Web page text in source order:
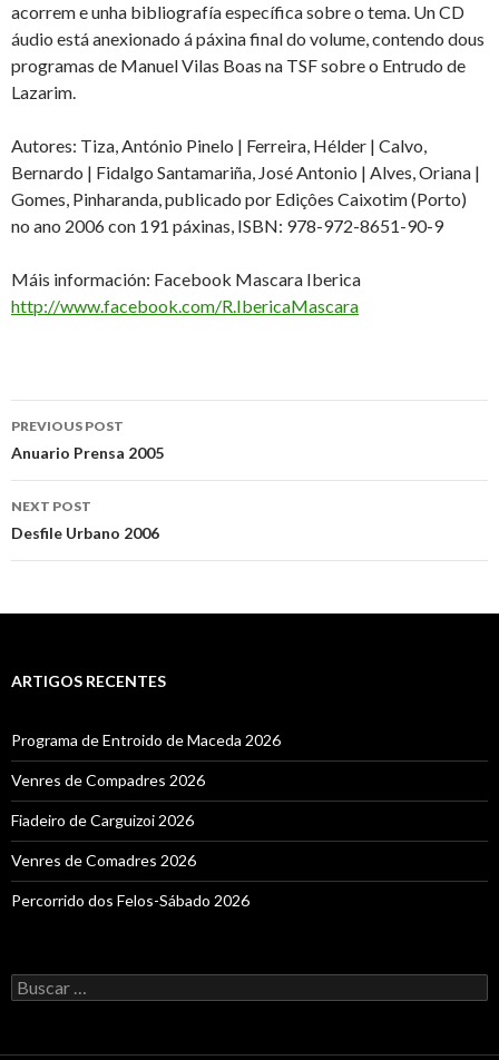
acorrem e unha bibliografía específica sobre o tema. Un CD
áudio está anexionado á páxina final do volume, contendo dous
programas de Manuel Vilas Boas na TSF sobre o Entrudo de
Lazarim.
Autores: Tiza, António Pinelo | Ferreira, Hélder | Calvo,
Bernardo | Fidalgo Santamariña, José Antonio | Alves, Oriana |
Gomes, Pinharanda, publicado por Ediçôes Caixotim (Porto)
no ano 2006 con 191 páxinas, ISBN: 978-972-8651-90-9
Máis información: Facebook Mascara Iberica
http://www.facebook.com/R.IbericaMascara
navigation
PREVIOUS POST
Anuario Prensa 2005
NEXT POST
Desfile Urbano 2006
ARTIGOS RECENTES
Programa de Entroido de Maceda 2026
Venres de Compadres 2026
Fiadeiro de Carguizoi 2026
Venres de Comadres 2026
Percorrido dos Felos-Sábado 2026
Buscar: